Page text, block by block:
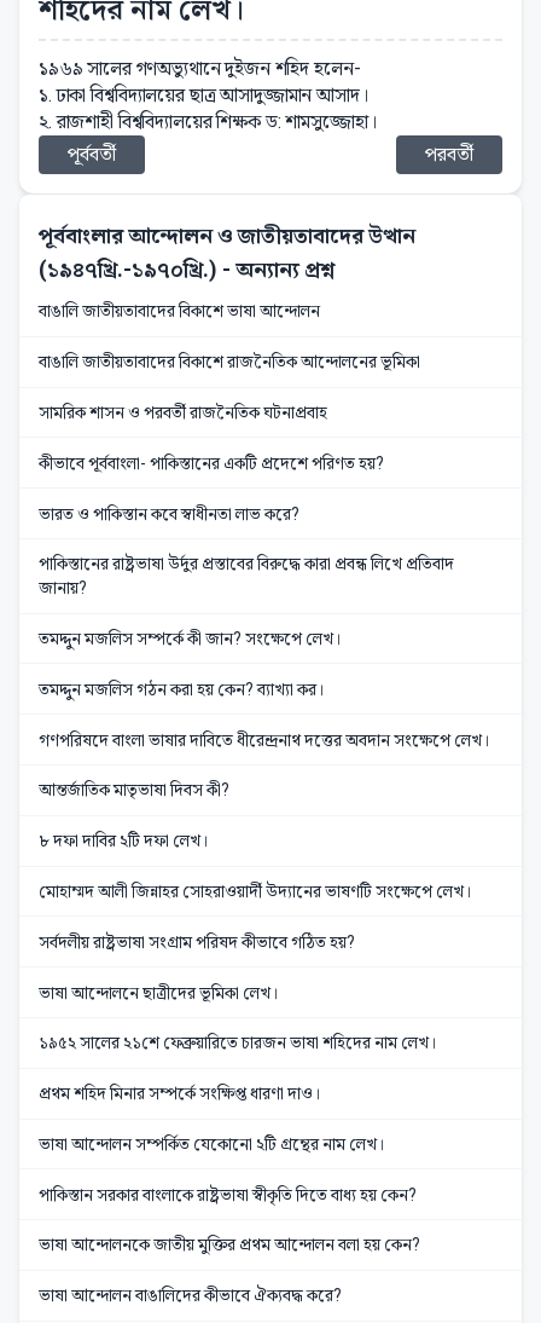
শহিদের নাম লেখ।
১৯৬৯ সালের গণঅভ্যুথানে দুইজন শহিদ হলেন-
১. ঢাকা বিশ্ববিদ্যালয়ের ছাত্র আসাদুজ্জামান আসাদ।
২. রাজশাহী বিশ্ববিদ্যালয়ের শিক্ষক ড: শামসুজ্জোহা।
পূর্ববর্তী
পরবর্তী
পূর্ববাংলার আন্দোলন ও জাতীয়তাবাদের উত্থান
(১৯৪৭খ্রি.-১৯৭০খ্রি.) - অন্যান্য প্রশ্ন
বাঙালি জাতীয়তাবাদের বিকাশে ভাষা আন্দোলন
বাঙালি জাতীয়তাবাদের বিকাশে রাজনৈতিক আন্দোলনের ভূমিকা
সামরিক শাসন ও পরবর্তী রাজনৈতিক ঘটনাপ্রবাহ
কীভাবে পূর্ববাংলা- পাকিস্তানের একটি প্রদেশে পরিণত হয়?
ভারত ও পাকিস্তান কবে স্বাধীনতা লাভ করে?
পাকিস্তানের রাষ্ট্রভাষা উর্দুর প্রস্তাবের বিরুদ্ধে কারা প্রবন্ধ লিখে প্রতিবাদ
জানায়?
তমদ্দুন মজলিস সম্পর্কে কী জান? সংক্ষেপে লেখ।
তমদ্দুন মজলিস গঠন করা হয় কেন? ব্যাখ্যা কর।
গণপরিষদে বাংলা ভাষার দাবিতে ধীরেন্দ্রনাথ দত্তের অবদান সংক্ষেপে লেখ।
আন্তর্জাতিক মাতৃভাষা দিবস কী?
৮ দফা দাবির ২টি দফা লেখ।
মোহাম্মদ আলী জিন্নাহর সোহরাওয়ার্দী উদ্যানের ভাষণটি সংক্ষেপে লেখ।
সর্বদলীয় রাষ্ট্রভাষা সংগ্রাম পরিষদ কীভাবে গঠিত হয়?
ভাষা আন্দোলনে ছাত্রীদের ভূমিকা লেখ।
১৯৫২ সালের ২১শে ফেব্রুয়ারিতে চারজন ভাষা শহিদের নাম লেখ।
প্রথম শহিদ মিনার সম্পর্কে সংক্ষিপ্ত ধারণা দাও।
ভাষা আন্দোলন সম্পর্কিত যেকোনো ২টি গ্রন্থের নাম লেখ।
পাকিস্তান সরকার বাংলাকে রাষ্ট্রভাষা স্বীকৃতি দিতে বাধ্য হয় কেন?
ভাষা আন্দোলনকে জাতীয় মুক্তির প্রথম আন্দোলন বলা হয় কেন?
ভাষা আন্দোলন বাঙালিদের কীভাবে ঐক্যবদ্ধ করে?